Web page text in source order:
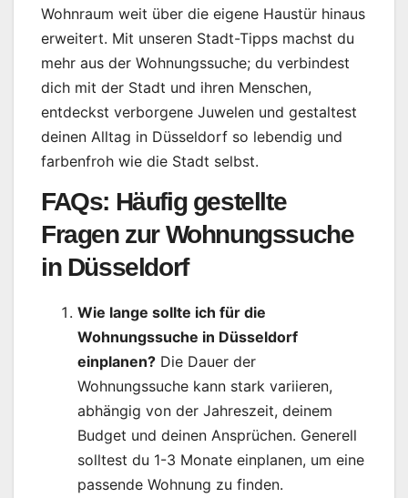
Wohnraum weit über die eigene Haustür hinaus
erweitert. Mit unseren Stadt-Tipps machst du
mehr aus der Wohnungssuche; du verbindest
dich mit der Stadt und ihren Menschen,
entdeckst verborgene Juwelen und gestaltest
deinen Alltag in Düsseldorf so lebendig und
farbenfroh wie die Stadt selbst.
FAQs: Häufig gestellte
Fragen zur Wohnungssuche
in Düsseldorf
Wie lange sollte ich für die
Wohnungssuche in Düsseldorf
einplanen? Die Dauer der
Wohnungssuche kann stark variieren,
abhängig von der Jahreszeit, deinem
Budget und deinen Ansprüchen. Generell
solltest du 1-3 Monate einplanen, um eine
passende Wohnung zu finden.